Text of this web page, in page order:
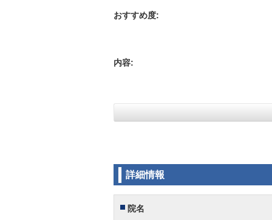
おすすめ度:
内容:
詳細情報
院名